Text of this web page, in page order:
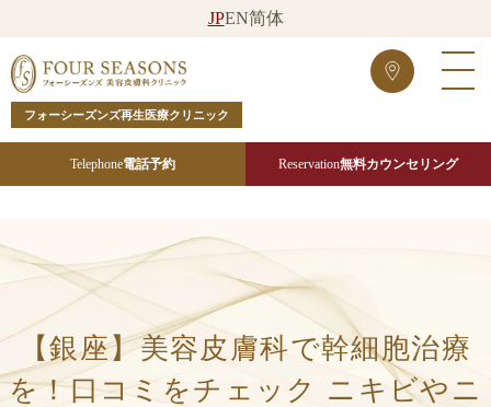
EN
JP 简体
Telephone電話予約 Reservation無料カウンセリング
フォーシーズンズ再生医療クリニック
【銀座】美容皮膚科で幹細胞治療
を！口コミをチェック ニキビやニ